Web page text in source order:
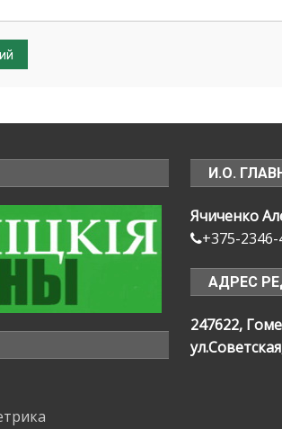
И.О.
Ячиченко
+375-
АДРЕС
247622,